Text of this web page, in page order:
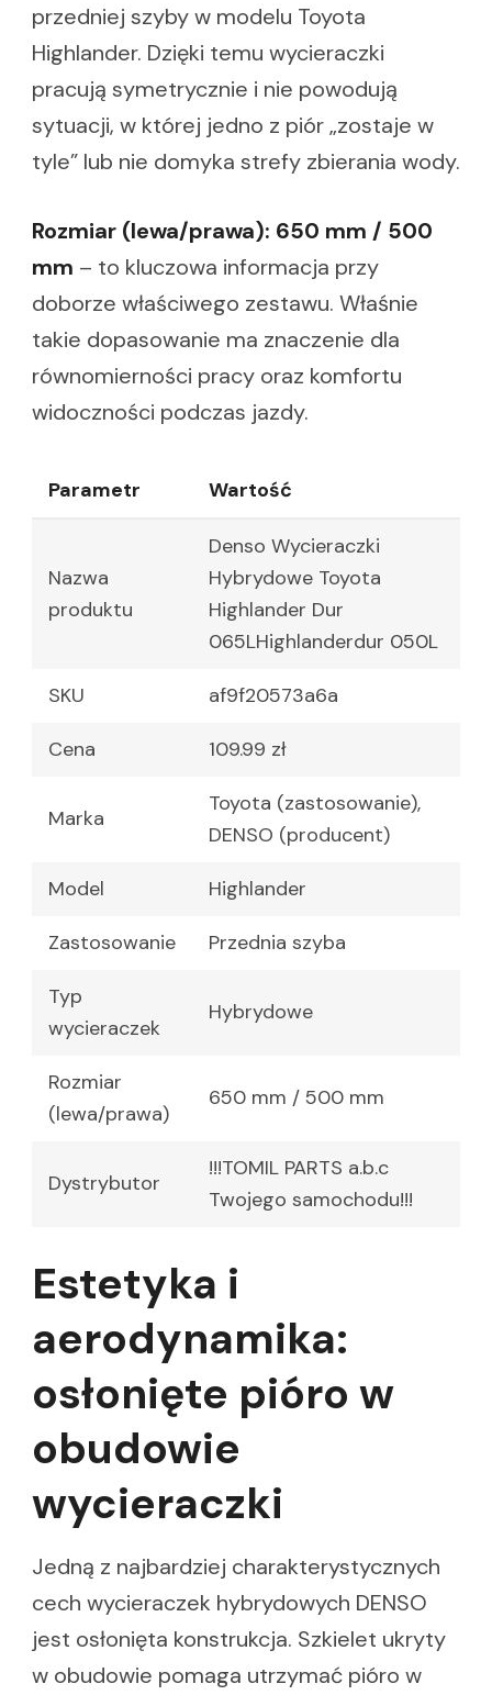
przedniej szyby w modelu Toyota
Highlander. Dzięki temu wycieraczki
pracują symetrycznie i nie powodują
sytuacji, w której jedno z piór „zostaje w
tyle” lub nie domyka strefy zbierania wody.
Rozmiar (lewa/prawa): 650 mm / 500
mm – to kluczowa informacja przy
doborze właściwego zestawu. Właśnie
takie dopasowanie ma znaczenie dla
równomierności pracy oraz komfortu
widoczności podczas jazdy.
Parametr Wartość
Nazwa
produktu
Denso Wycieraczki
Hybrydowe Toyota
Highlander Dur
065LHighlanderdur 050L
SKU af9f20573a6a
Cena 109.99 zł
Marka
Toyota (zastosowanie),
DENSO (producent)
Model Highlander
Zastosowanie Przednia szyba
Typ
wycieraczek
Hybrydowe
Rozmiar
(lewa/prawa)
650 mm / 500 mm
Dystrybutor
!!!TOMIL PARTS a.b.c
Twojego samochodu!!!
Estetyka i
aerodynamika:
osłonięte pióro w
obudowie
wycieraczki
Jedną z najbardziej charakterystycznych
cech wycieraczek hybrydowych DENSO
jest osłonięta konstrukcja. Szkielet ukryty
w obudowie pomaga utrzymać pióro w